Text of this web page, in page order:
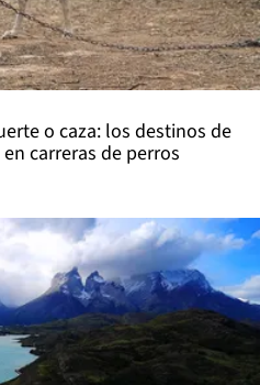
o caza: los destinos de
carreras de perros